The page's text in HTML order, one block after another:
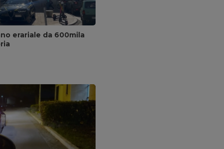
erariale da 600mila